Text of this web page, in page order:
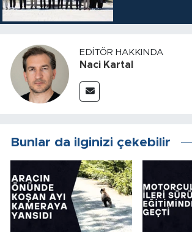
EDITÖR HAKKINDA
Naci Kartal
Bunlar da ilginizi çekebilir